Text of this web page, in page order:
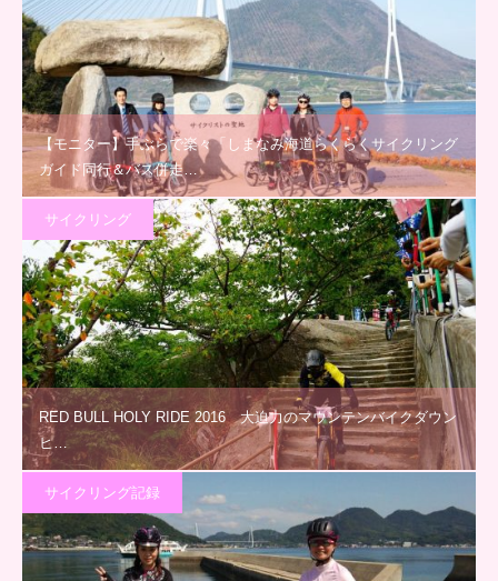
【モニター】手ぶらで楽々「しまなみ海道らくらくサイクリング
ガイド同行＆バス併走…
サイクリング
RED BULL HOLY RIDE 2016 大迫力のマウンテンバイクダウン
ヒ…
サイクリング記録